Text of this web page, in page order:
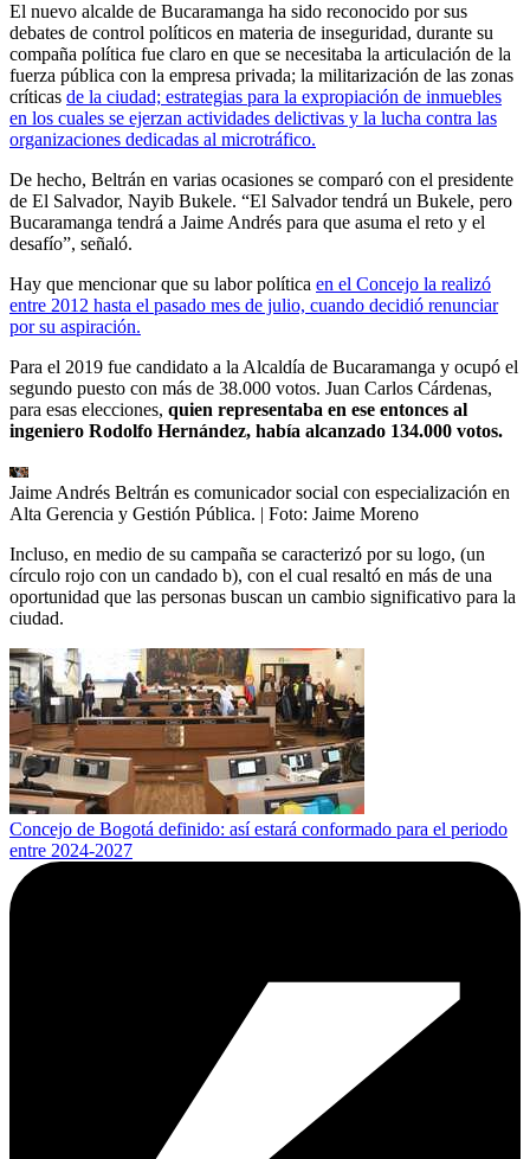
El nuevo alcalde de Bucaramanga ha sido reconocido por sus
debates de control políticos en materia de inseguridad, durante su
compaña política fue claro en que se necesitaba la articulación de la
fuerza pública con la empresa privada; la militarización de las zonas
críticas de la ciudad; estrategias para la expropiación de inmuebles
en los cuales se ejerzan actividades delictivas y la lucha contra las
organizaciones dedicadas al microtráfico.
De hecho, Beltrán en varias ocasiones se comparó con el presidente
de El Salvador, Nayib Bukele. “El Salvador tendrá un Bukele, pero
Bucaramanga tendrá a Jaime Andrés para que asuma el reto y el
desafío”, señaló.
Hay que mencionar que su labor política en el Concejo la realizó
entre 2012 hasta el pasado mes de julio, cuando decidió renunciar
por su aspiración.
Para el 2019 fue candidato a la Alcaldía de Bucaramanga y ocupó el
segundo puesto con más de 38.000 votos. Juan Carlos Cárdenas,
para esas elecciones, quien representaba en ese entonces al
ingeniero Rodolfo Hernández, había alcanzado 134.000 votos.
Jaime Andrés Beltrán es comunicador social con especialización en
Alta Gerencia y Gestión Pública. | Foto: Jaime Moreno
Incluso, en medio de su campaña se caracterizó por su logo, (un
círculo rojo con un candado b), con el cual resaltó en más de una
oportunidad que las personas buscan un cambio significativo para la
ciudad.
Concejo de Bogotá definido: así estará conformado para el periodo
entre 2024-2027